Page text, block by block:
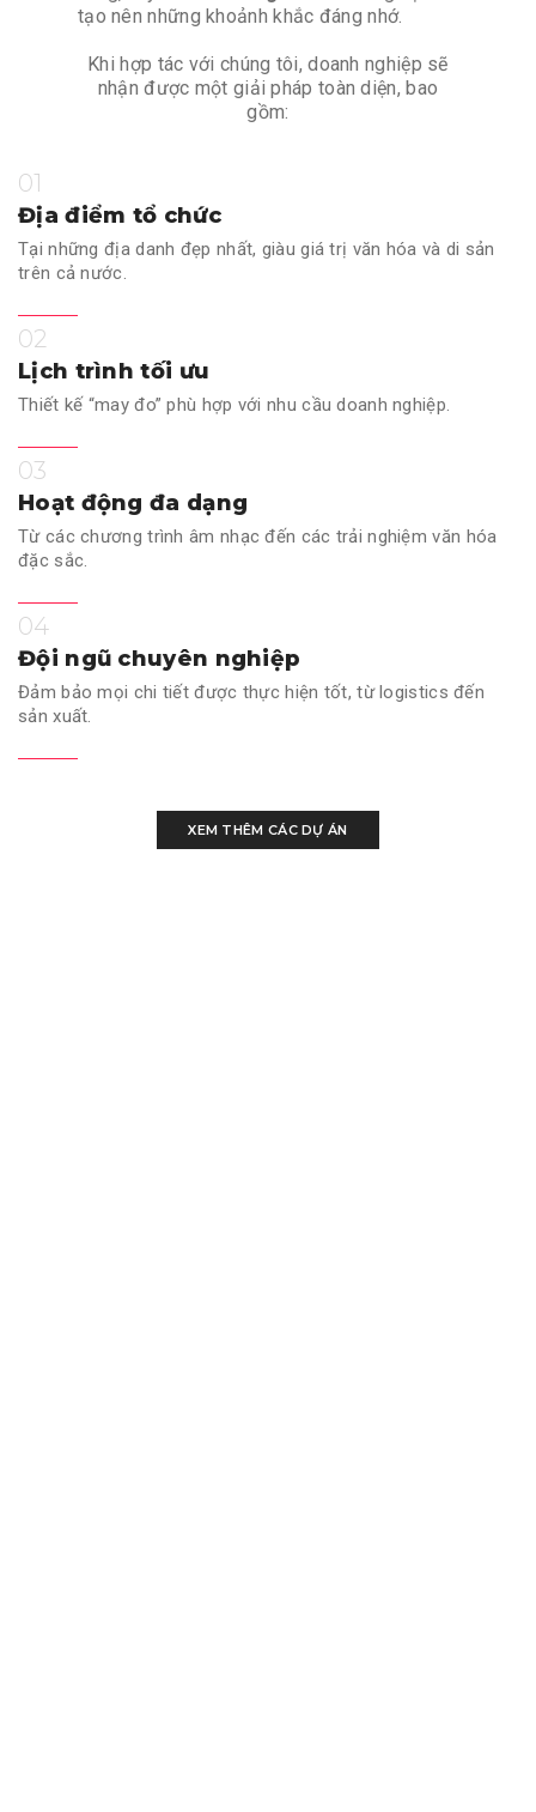
tạo nên những khoảnh khắc đáng nhớ.
Khi hợp tác với chúng tôi, doanh nghiệp sẽ
nhận được một giải pháp toàn diện, bao
gồm:
01
Địa điểm tổ chức
Tại những địa danh đẹp nhất, giàu giá trị văn hóa và di sản
trên cả nước.
02
Lịch trình tối ưu
Thiết kế “may đo” phù hợp với nhu cầu doanh nghiệp.
03
Hoạt động đa dạng
Từ các chương trình âm nhạc đến các trải nghiệm văn hóa
đặc sắc.
04
Đội ngũ chuyên nghiệp
Đảm bảo mọi chi tiết được thực hiện tốt, từ logistics đến
sản xuất.
XEM THÊM CÁC DỰ ÁN